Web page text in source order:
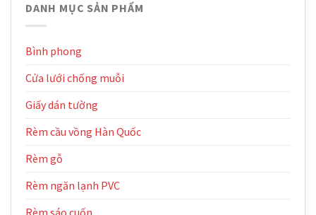
DANH MỤC SẢN PHẨM
Bình phong
Cửa lưới chống muỗi
Giấy dán tường
Rèm cầu vồng Hàn Quốc
Rèm gỗ
Rèm ngăn lạnh PVC
Rèm sáo cuốn